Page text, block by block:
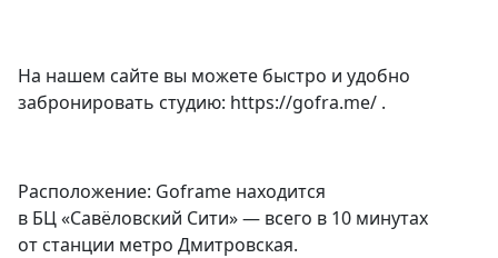
На нашем сайте вы можете быстро и удобно
забронировать студию: https://gofra.me/ .
Расположение: Goframe находится
в БЦ «Савёловский Сити» — всего в 10 минутах
от станции метро Дмитровская.